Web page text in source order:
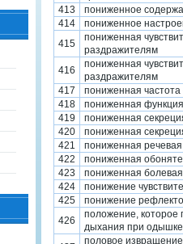
413
пониженное
414
пониженное
415
пониженная
раздражителям
416
пониженная
раздражителям
417
пониженная
418
пониженная
419
пониженная
420
пониженная
421
пониженная речевая
422
пониженная
423
пониженная болевая
424
понижение
425
понижение
426
положение, которое
дыхания при одышке
половое